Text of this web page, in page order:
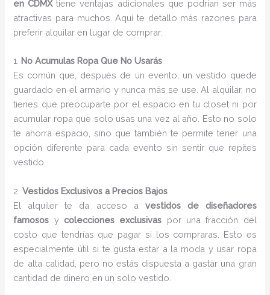
en CDMXtiene ventajas adicionales que podrían ser más
atractivas para muchos. Aquí te detallo más razones para
preferir alquilar en lugar de comprar:
1. No Acumulas Ropa Que No Usarás
Es común que, después de un evento, un vestido quede
guardado en el armario y nunca más se use. Al alquilar, no
tienes que preocuparte por el espacio en tu closet ni por
acumular ropa que solo usas una vez al año. Esto no solo
te ahorra espacio, sino que también te permite tener una
opción diferente para cada evento sin sentir que repites
vestido.
2.Vestidos Exclusivos a Precios Bajos
El alquiler te da acceso a vestidos de diseñadores
famosos ycolecciones exclusivas por una fracción del
costo que tendrías que pagar si los compraras. Esto es
especialmente útil si te gusta estar a la moda y usar ropa
de alta calidad, pero no estás dispuesta a gastar una gran
cantidad de dinero en un solo vestido.